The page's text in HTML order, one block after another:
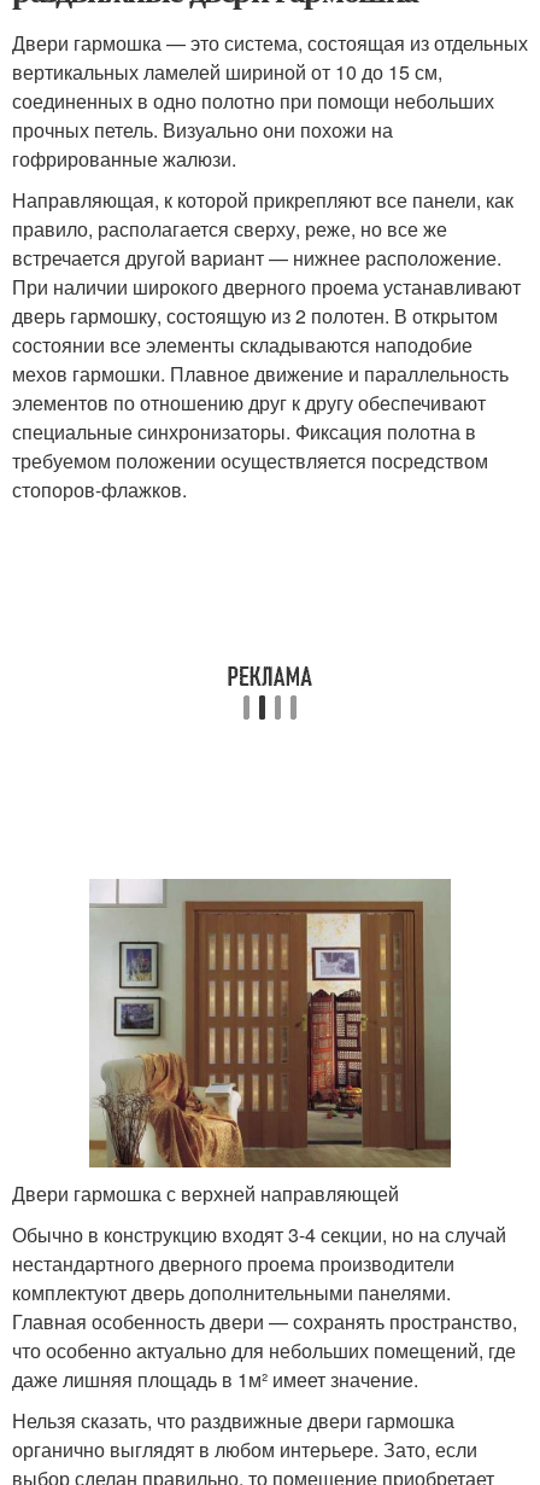
Двери гармошка — это система, состоящая из отдельных
вертикальных ламелей шириной от 10 до 15 см,
соединенных в одно полотно при помощи небольших
прочных петель. Визуально они похожи на
гофрированные жалюзи.
Направляющая, к которой прикрепляют все панели, как
правило, располагается сверху, реже, но все же
встречается другой вариант — нижнее расположение.
При наличии широкого дверного проема устанавливают
дверь гармошку, состоящую из 2 полотен. В открытом
состоянии все элементы складываются наподобие
мехов гармошки. Плавное движение и параллельность
элементов по отношению друг к другу обеспечивают
специальные синхронизаторы. Фиксация полотна в
требуемом положении осуществляется посредством
стопоров-флажков.
Двери гармошка с верхней направляющей
Обычно в конструкцию входят 3-4 секции, но на случай
нестандартного дверного проема производители
комплектуют дверь дополнительными панелями.
Главная особенность двери — сохранять пространство,
что особенно актуально для небольших помещений, где
даже лишняя площадь в 1м² имеет значение.
Нельзя сказать, что раздвижные двери гармошка
органично выглядят в любом интерьере. Зато, если
выбор сделан правильно, то помещение приобретает